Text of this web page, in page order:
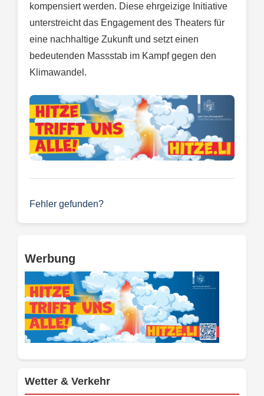
kompensiert werden. Diese ehrgeizige Initiative
unterstreicht das Engagement des Theaters für
eine nachhaltige Zukunft und setzt einen
bedeutenden Massstab im Kampf gegen den
Klimawandel.
Fehler gefunden?
Werbung
Wetter & Verkehr